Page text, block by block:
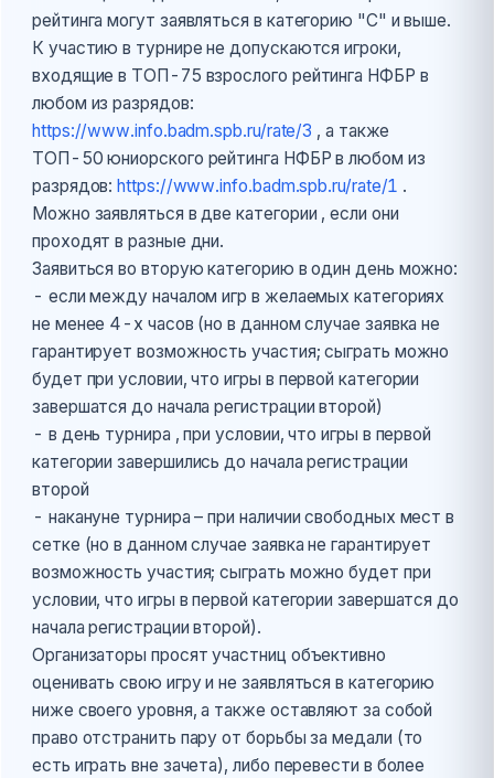
рейтинга могут заявляться в категорию "С" и выше.
К участию в турнире не допускаются игроки,
входящие в TOП-75 взрослого рейтинга НФБР в
любом из разрядов:
https://www.info.badm.spb.ru/rate/3 , а также
ТОП-50 юниорского рейтинга НФБР в любом из
разрядов:https://www.info.badm.spb.ru/rate/1 .
Можно заявляться в две категории , если они
проходят в разные дни.
Заявиться во вторую категорию в один день можно:
- если между началом игр в желаемых категориях
не менее 4-х часов (но в данном случае заявка не
гарантирует возможность участия; сыграть можно
будет при условии, что игры в первой категории
завершатся до начала регистрации второй)
- в день турнира , при условии, что игры в первой
категории завершились до начала регистрации
второй
- накануне турнира – при наличии свободных мест в
сетке (но в данном случае заявка не гарантирует
возможность участия; сыграть можно будет при
условии, что игры в первой категории завершатся до
начала регистрации второй).
Организаторы просят участниц объективно
оценивать свою игру и не заявляться в категорию
ниже своего уровня, а также оставляют за собой
право отстранить пару от борьбы за медали (то
есть играть вне зачета), либо перевести в более